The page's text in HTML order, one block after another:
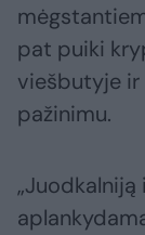
pat puiki
viešbutyje ir
pažinimu.